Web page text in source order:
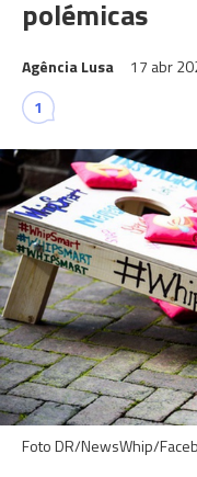
polémicas
Agência Lusa 17 abr
1
Foto DR/NewsWhip/